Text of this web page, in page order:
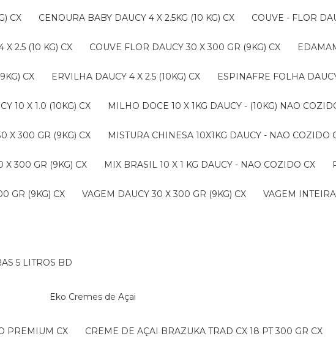
CX CENOURA BABY DAUCY 4 X 2.5KG (10 KG) CX COUVE - FLOR
X 2.5 (10 KG) CX COUVE FLOR DAUCY 30 X 300 GR (9KG) CX
CX ERVILHA DAUCY 4 X 2.5 (10KG) CX ESPINAFRE FOLHA
10 X 1.0 (10KG) CX MILHO DOCE 10 X 1KG DAUCY - (10KG) NAO
X 300 GR (9KG) CX MISTURA CHINESA 10X1KG DAUCY - NAO COZIDO
X 300 GR (9KG) CX MIX BRASIL 10 X 1 KG DAUCY - NAO COZIDO CX
GR (9KG) CX VAGEM DAUCY 30 X 300 GR (9KG) CX VAGEM
5 LITROS BD
Eko Cremes de Açai
PREMIUM CX CREME DE AÇAI BRAZUKA TRAD CX 18 PT 300 GR CX